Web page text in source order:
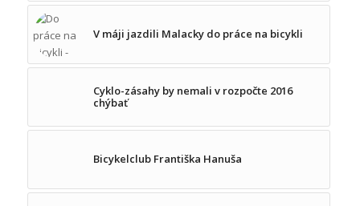
V máji jazdili Malacky do práce na bicykli
Cyklo-zásahy by nemali v rozpočte 2016
chýbať
Bicykelclub Františka Hanuša